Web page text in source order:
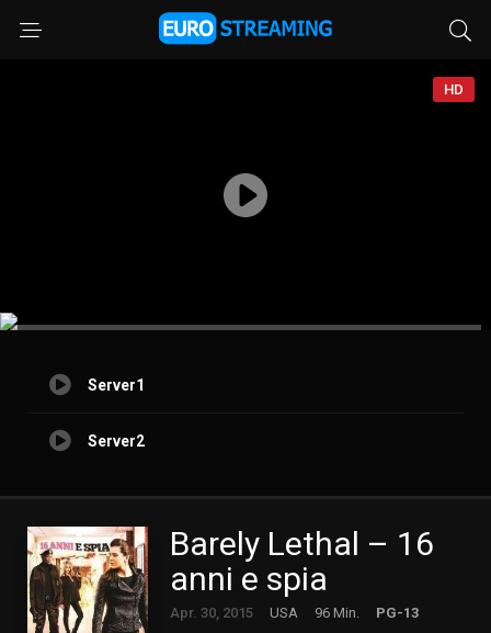
HD
Server1
Server2
Barely Lethal – 16
anni e spia
Apr. 30, 2015 USA 96 Min.
PG-13